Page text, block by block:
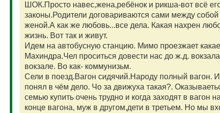
ШОК.Просто навес,жена,ребёнок и рикша-вот всё
законы.Родители договариваются сами между
женой.А как же любовь...все дела. Какая нахрен
жизнь. Вот так и живут.
Идем на автобусную станцию. Мимо проезжает
Махиндра.Чел проситься довести нас до ж.д.
вокзале. Во как- коммунизьм.
Сели в поезд.Вагон сидячий.Народу полный вагон.
понял в чём дело. Чо за движуха такая?.
семью купить очень трудно и когда заходят в вагон
конце вагона, муж в другом,дети в третьем. Но мы